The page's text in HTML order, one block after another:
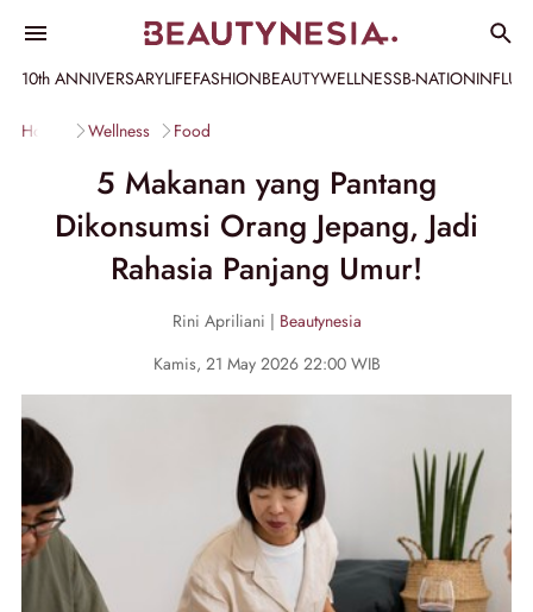
10th ANNIVERSARYLIFEFASHIONBEAUTYWELLNESSB-NATION
Home Wellness Food
5 Makanan yang Pantang
Dikonsumsi Orang Jepang, Jadi
Rahasia Panjang Umur!
Rini Apriliani | Beautynesia
Kamis, 21 May 2026 22:00 WIB